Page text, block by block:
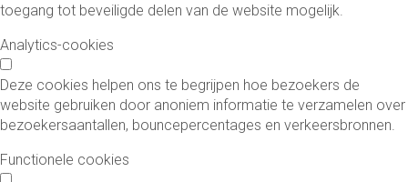
toegang tot beveiligde delen van de website mogelijk.
Analytics-cookies
Deze cookies helpen ons te begrijpen hoe bezoekers de
website gebruiken door anoniem informatie te verzamelen over
bezoekersaantallen, bouncepercentages en verkeersbronnen.
Functionele cookies